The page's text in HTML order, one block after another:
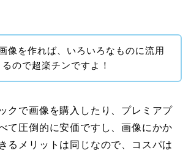
像を作れば、いろいろなものに流用
るので超楽チンですよ！
クで画像を購入したり、プレミアプ
て圧倒的に安価ですし、画像にかか
るメリットは同じなので、コスパは